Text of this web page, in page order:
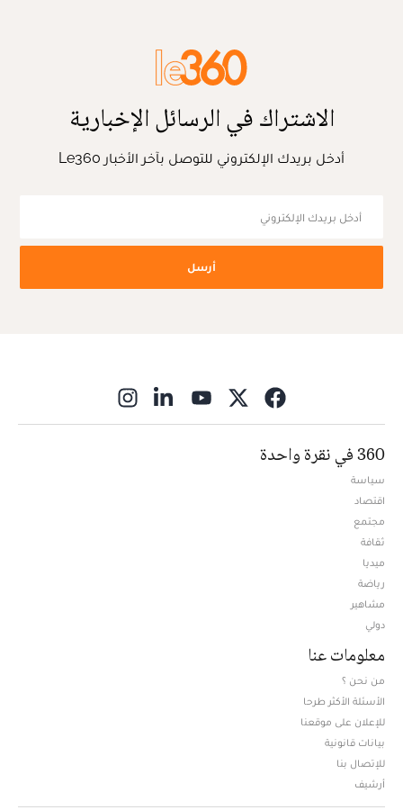
الاشتراك في الرسائل الإخبارية
أدخل بريدك الإلكتروني للتوصل بآخر الأخبار Le360
أرسل
360 في نقرة واحدة
سياسة
اقتصاد
مجتمع
ثقافة
ميديا
رياضة
مشاهير
دولي
معلومات عنا
من نحن ؟
الأسئلة الأكثر طرحا
للإعلان على موقعنا
بيانات قانونية
للإتصال بنا
أرشيف